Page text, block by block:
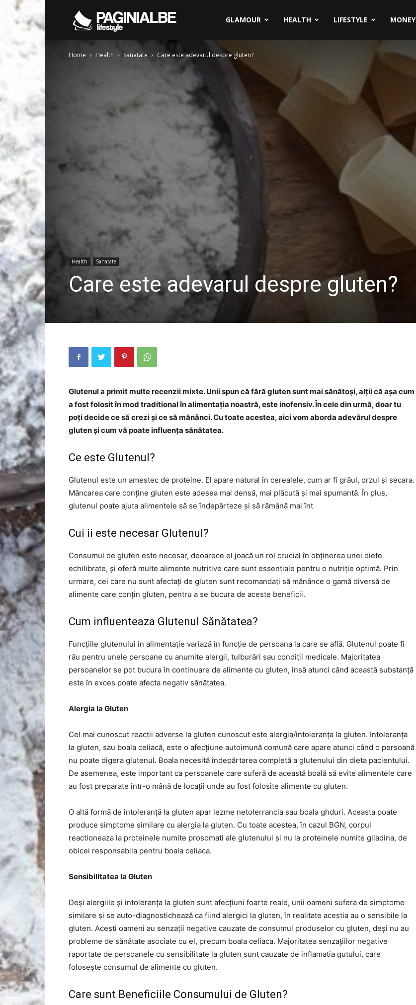
Albe
GLAMOUR HEALTH LIFESTYLE MONEY
Home Health Sanatate Care este adevarul despre gluten?
Health Sanatate
Care este adevarul despre gluten?
Glutenul a primit multe recenzii mixte. Unii spun că fără gluten sunt mai sănătoși, alții că așa cum
a fost folosit în mod traditional în alimentația noastră, este inofensiv. În cele din urmă, doar tu
poți decide ce să crezi și ce să mănânci. Cu toate acestea, aici vom aborda adevărul despre
gluten și cum vă poate influența sănătatea.
Ce este Glutenul?
Glutenul este un amestec de proteine. El apare natural în cerealele, cum ar fi grâul, orzul și secara.
Mâncarea care conține gluten este adesea mai densă, mai plăcută și mai spumantă. În plus,
glutenul poate ajuta alimentele să se îndepărteze și să rămână mai înt
Cui ii este necesar Glutenul?
Consumul de gluten este necesar, deoarece el joacă un rol crucial în obținerea unei diete
echilibrate, și oferă multe alimente nutritive care sunt essențiale pentru o nutriție optimă. Prin
urmare, cei care nu sunt afectați de gluten sunt recomandați să mănânce o gamă diversă de
alimente care conțin gluten, pentru a se bucura de aceste beneficii.
Cum influenteaza Glutenul Sănătatea?
Funcțiile glutenului în alimentație variază în funcție de persoana la care se află. Glutenul poate fi
rău pentru unele persoane cu anumite alergii, tulburări sau condiții medicale. Majoritatea
persoanelor se pot bucura în continuare de alimente cu gluten, însă atunci când această substanță
este în exces poate afecta negativ sănătatea.
Alergia la Gluten
Cel mai cunoscut reacții adverse la gluten cunoscut este alergia/intoleranța la gluten. Intoleranța
la gluten, sau boala celiacă, este o afecțiune autoimună comună care apare atunci când o persoană
nu poate digera glutenul. Boala necesită îndepărtarea completă a glutenului din dieta pacientului.
De asemenea, este important ca persoanele care suferă de această boală să evite alimentele care
au fost preparate într-o mână de locații unde au fost folosite alimente cu gluten.
O altă formă de intoleranță la gluten apar lezme netolerrancia sau boala ghduri. Aceasta poate
produce simptome similare cu alergia la gluten. Cu toate acestea, în cazul BGN, corpul
reactioneaza la proteinele numite prosomati ale glutenului și nu la proteinele numite gliadina, de
obicei responsabila pentru boala celiaca.
Sensibilitatea la Gluten
Deși alergiile și intoleranța la gluten sunt afecțiuni foarte reale, unii oameni sufera de simptome
similare și se auto-diagnostichează ca fiind alergici la gluten, în realitate acestia au o sensibile la
gluten. Acești oameni au senzații negative cauzate de consumul produselor cu gluten, deși nu au
probleme de sănătate asociate cu el, precum boala celiaca. Majoritatea senzațiilor negative
raportate de persoanele cu sensibilitate la gluten sunt cauzate de inflamatia gutului, care
folosește consumul de alimente cu gluten.
Care sunt Beneficiile Consumului de Gluten?